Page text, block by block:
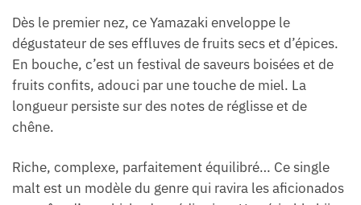
Dès le premier nez, ce Yamazaki enveloppe le
dégustateur de ses effluves de fruits secs et d’épices.
En bouche, c’est un festival de saveurs boisées et de
fruits confits, adouci par une touche de miel. La
longueur persiste sur des notes de réglisse et de
chêne.
Riche, complexe, parfaitement équilibré… Ce single
malt est un modèle du genre qui ravira les aficionados